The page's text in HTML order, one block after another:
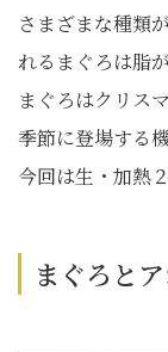
さまざまな種類
れるまぐろは脂
まぐろはクリス
季節に登場する
今回は生・加熱
まぐろと